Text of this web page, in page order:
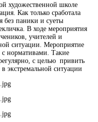
художественной школе
Как только сработала
без паники и суеты
В ходе мероприятия
учителей и
ситуации. Мероприятие
с нормативами. Такие
с целью привить
экстремальной ситуации